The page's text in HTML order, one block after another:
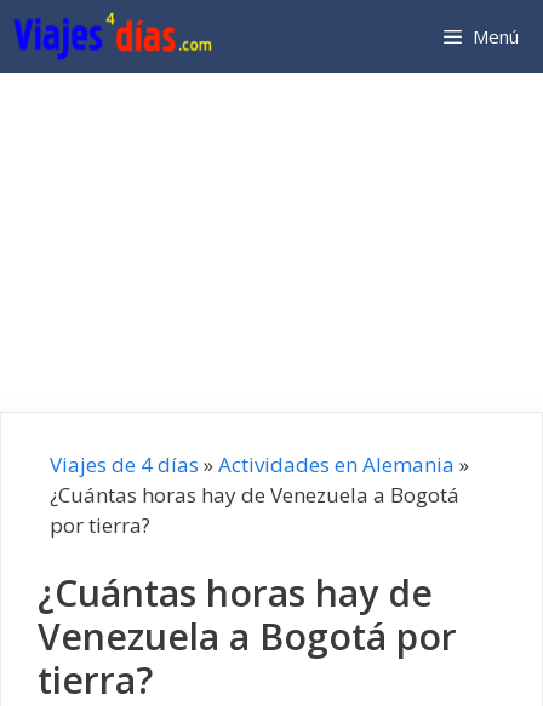
Saltar
al
contenido
Menú
Viajes de 4 días »Actividades en Alemania »
¿Cuántas horas hay de Venezuela a Bogotá
por tierra?
¿Cuántas horas hay de
Venezuela a Bogotá por
tierra?